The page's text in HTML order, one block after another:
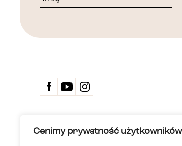
Cenimy prywatność użytkowników